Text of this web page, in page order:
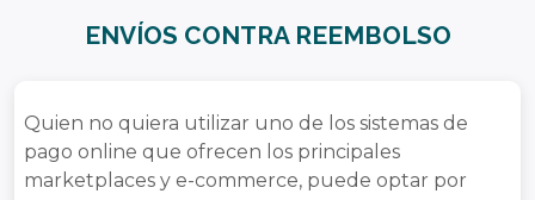
ENVÍOS CONTRA REEMBOLSO
Quien no quiera utilizar uno de los sistemas de
pago online que ofrecen los principales
marketplaces y e-commerce, puede optar por